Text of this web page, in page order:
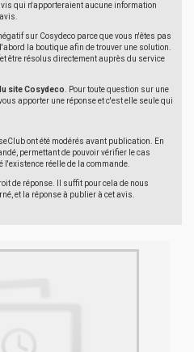
qui n'apporteraient aucune information
sur Cosydeco parce que vous n'êtes pas
la boutique afin de trouver une solution.
être résolus directement auprès du service
site Cosydeco . Pour toute question sur une
apporter une réponse et c'est elle seule qui
ont été modérés avant publication. En
permettant de pouvoir vérifier le cas
réelle de la commande.
de réponse. Il suffit pour cela de nous
et la réponse à publier à cet avis.